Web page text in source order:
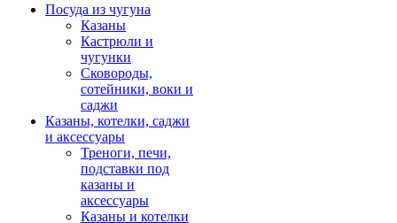
Посуда из чугуна
Казаны
Кастрюли и
чугунки
Сковороды,
сотейники, воки и
саджи
Казаны, котелки, саджи
и аксессуары
Треноги, печи,
подставки под
казаны и
аксессуары
Казаны и котелки